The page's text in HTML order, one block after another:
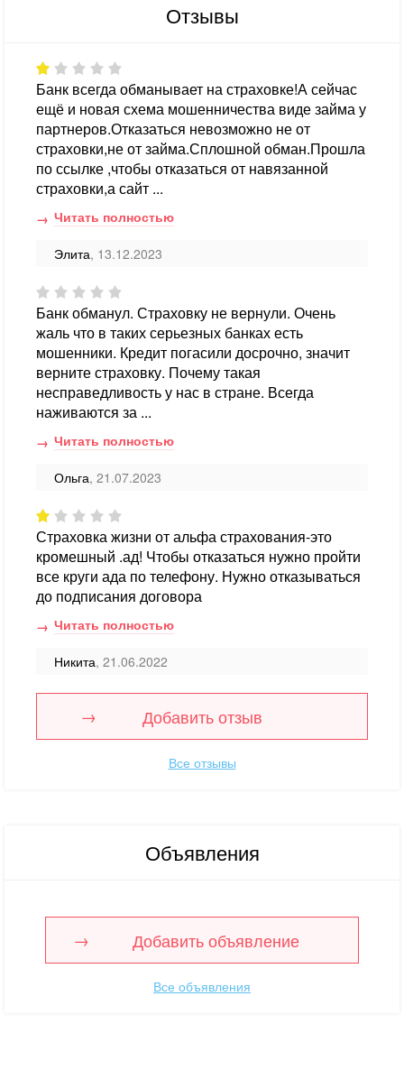
Отзывы
Банк всегда обманывает на страховке!А сейчас
ещё и новая схема мошенничества виде займа у
партнеров.Отказаться невозможно не от
страховки,не от займа.Сплошной обман.Прошла
по ссылке ,чтобы отказаться от навязанной
страховки,а сайт ...
Читать полностью
Элита, 13.12.2023
Банк обманул. Страховку не вернули. Очень
жаль что в таких серьезных банках есть
мошенники. Кредит погасили досрочно, значит
верните страховку. Почему такая
несправедливость у нас в стране. Всегда
наживаются за ...
Читать полностью
Ольга, 21.07.2023
Страховка жизни от альфа страхования-это
кромешный .ад! Чтобы отказаться нужно пройти
все круги ада по телефону. Нужно отказываться
до подписания договора
Читать полностью
Никита, 21.06.2022
Добавить отзыв
Все отзывы
Объявления
Добавить объявление
Все объявления